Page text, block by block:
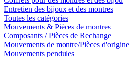
Entretien des bijoux et des montres
Toutes les catégories
Mouvements & Pièces de montres
Composants / Pièces de Rechange
Mouvements de montre/Pièces d'origine
Mouvements pendules